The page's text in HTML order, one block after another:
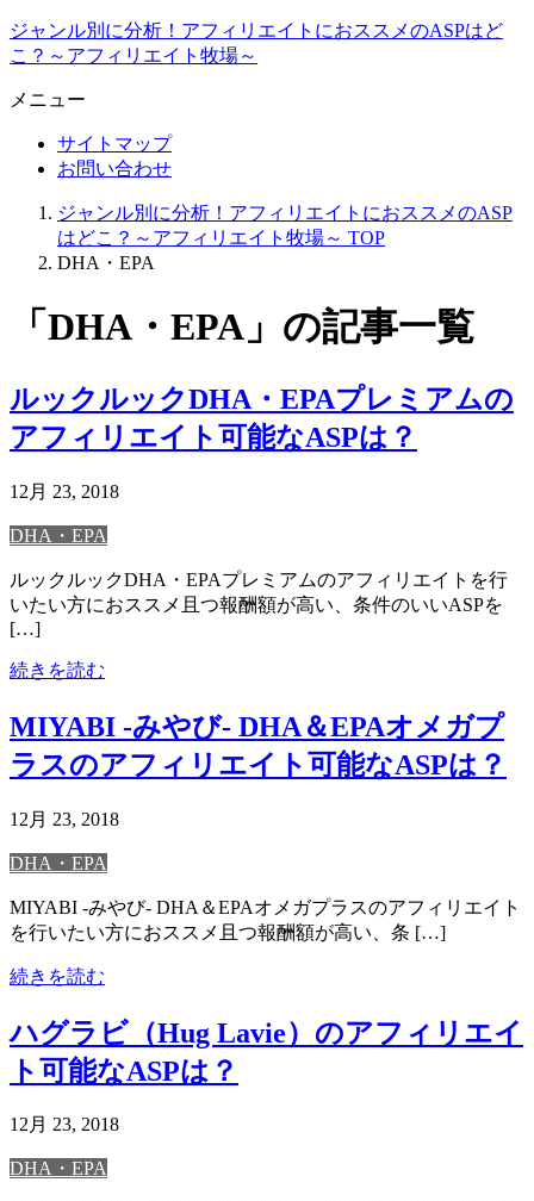
ジャンル別に分析！アフィリエイトにおススメのASPはど
こ？～アフィリエイト牧場～
メニュー
サイトマップ
お問い合わせ
ジャンル別に分析！アフィリエイトにおススメのASP
はどこ？～アフィリエイト牧場～ TOP
DHA・EPA
「DHA・EPA」の記事一覧
ルックルックDHA・EPAプレミアムの
アフィリエイト可能なASPは？
12月 23, 2018
DHA・EPA
ルックルックDHA・EPAプレミアムのアフィリエイトを行
いたい方におススメ且つ報酬額が高い、条件のいいASPを
[…]
続きを読む
MIYABI -みやび- DHA＆EPAオメガプ
ラスのアフィリエイト可能なASPは？
12月 23, 2018
DHA・EPA
MIYABI -みやび- DHA＆EPAオメガプラスのアフィリエイト
を行いたい方におススメ且つ報酬額が高い、条 […]
続きを読む
ハグラビ（Hug Lavie）のアフィリエイ
ト可能なASPは？
12月 23, 2018
DHA・EPA